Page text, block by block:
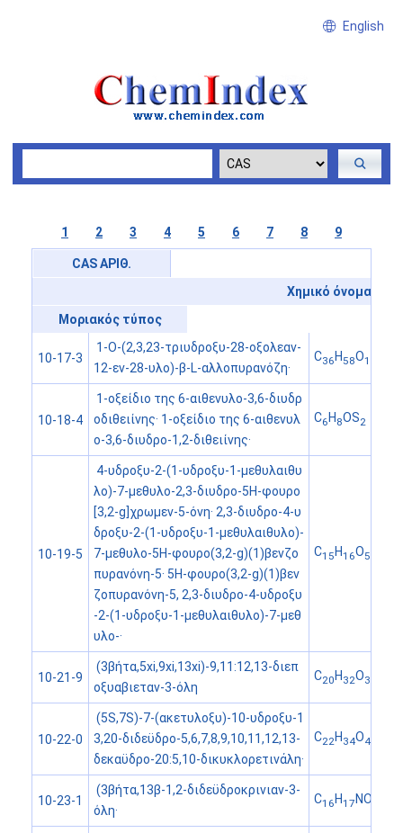
English
1 2 3 4 5 6 7 8 9
CAS ΑΡΙΘ.
Χημικό όνομα
Μοριακός τύπος
10-17-3
1-O-(2,3,23-τριυδροξυ-28-οξολεαν-
12-εν-28-υλο)-β-L-αλλοπυρανόζη·
C36H 58O10
10-18-4
1-οξείδιο της 6-αιθενυλο-3,6-διυδρ
οδιθειίνης· 1-οξείδιο της 6-αιθενυλ
ο-3,6-διυδρο-1,2-διθειίνης·
C6H 8OS2
10-19-5
4-υδροξυ-2-(1-υδροξυ-1-μεθυλαιθυ
λο)-7-μεθυλο-2,3-διυδρο-5H-φουρο
[3,2-g]χρωμεν-5-όνη· 2,3-διυδρο-4-υ
δροξυ-2-(1-υδροξυ-1-μεθυλαιθυλο)-
7-μεθυλο-5H-φουρο(3,2-g)(1)βενζο
πυρανόνη-5· 5H-φουρο(3,2-g)(1)βεν
ζοπυρανόνη-5, 2,3-διυδρο-4-υδροξυ
-2-(1-υδροξυ-1-μεθυλαιθυλο)-7-μεθ
υλο-·
C15H16O5
10-21-9
(3βήτα,5xi,9xi,13xi)-9,11:12,13-διεπ
οξυαβιεταν-3-όλη
C20H 32O3
10-22-0
(5S,7S)-7-(ακετυλοξυ)-10-υδροξυ-1
3,20-διδεϋδρο-5,6,7,8,9,10,11,12,13-
δεκαϋδρο-20:5,10-δικυκλορετινάλη·
C22H 34O4
10-23-1
(3βήτα,13β-1,2-διδεϋδροκρινιαν-3-
όλη·
C16H17NO